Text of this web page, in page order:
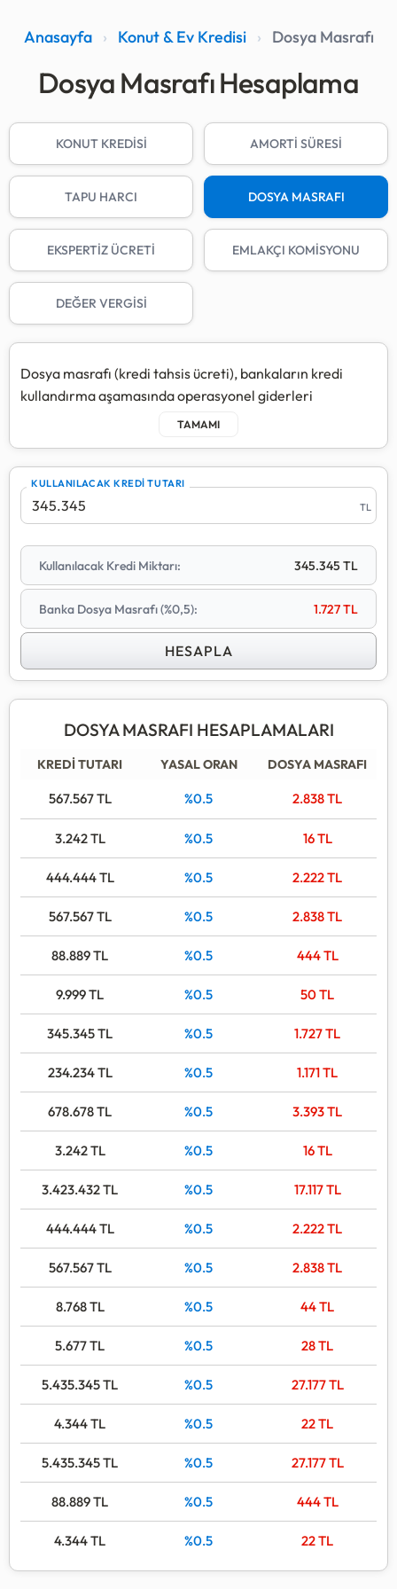
Anasayfa › Konut & Ev Kredisi › Dosya Masrafı
Dosya Masrafı Hesaplama
KONUT KREDİSİ AMORTİ SÜRESİ
TAPU HARCI DOSYA MASRAFI
EKSPERTİZ ÜCRETİ EMLAKÇI KOMİSYONU
DEĞER VERGİSİ
Dosya masrafı (kredi tahsis ücreti), bankaların kredi
kullandırma aşamasında operasyonel giderleri
karşılamak amacıyla tahsil ettiği bir maliyettir.
Yasal Limit:BDDK (Bankacılık Düzenleme ve Denetleme
Kurumu) tarafından getirilen düzenlemeye göre,
bankalar kredi tahsis ücreti olarak kredi tutarının en
fazla%0,5
Bu oran yasal bir tavan sınırdır. Bankalar kampanya
dönemlerinde bu ücreti tamamen sıfırlayabilir veya
daha düşük oranlar uygulayabilirler. Hesaplama
yaparken bu güncel durumu kontrol etmeniz faydalı
olacaktır.
Dosya masrafı genellikle kredi kullanımı sırasında bir
mümkün değildir; ancak yapılandırma süreçlerinde farklı
uygulamalar söz konusu olabilir.
girerek ödemeniz gereken maksimum yasal dosya
masrafı tutarını saniyeler içinde öğrenebilirsiniz.
KULLANILACAK KREDİ TUTARI
TL
Kullanılacak Kredi Miktarı: 345.345 TL
Banka Dosya Masrafı (%0,5): 1.727 TL
HESAPLA
DOSYA MASRAFI HESAPLAMALARI
KREDİ TUTARI YASAL ORAN DOSYA MASRAFI
567.567TL %0.5 2.838TL
3.242TL %0.5 16TL
444.444TL %0.5 2.222TL
567.567TL %0.5 2.838TL
88.889TL %0.5 444TL
9.999TL %0.5 50TL
345.345TL %0.5 1.727TL
234.234TL %0.5 1.171TL
678.678TL %0.5 3.393TL
3.242TL %0.5 16TL
3.423.432TL %0.5 17.117TL
444.444TL %0.5 2.222TL
567.567TL %0.5 2.838TL
8.768TL %0.5 44TL
5.677TL %0.5 28TL
5.435.345TL %0.5 27.177TL
4.344TL %0.5 22TL
5.435.345TL %0.5 27.177TL
88.889TL %0.5 444TL
4.344TL %0.5 22TL